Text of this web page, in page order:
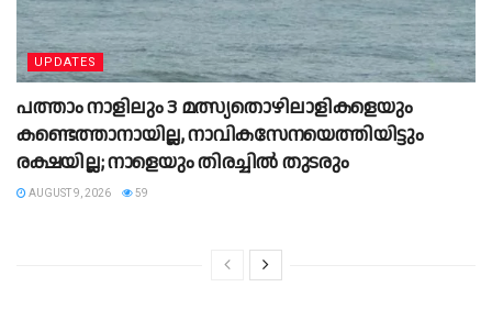
UPDATES
പത്താം നാളിലും 3 മത്സ്യതൊഴിലാളികളെയും
കണ്ടെത്താനായില്ല, നാവികസേനയെത്തിയിട്ടും
രക്ഷയില്ല; നാളെയും തിരച്ചിൽ തുടരും
AUGUST 9, 2026 59